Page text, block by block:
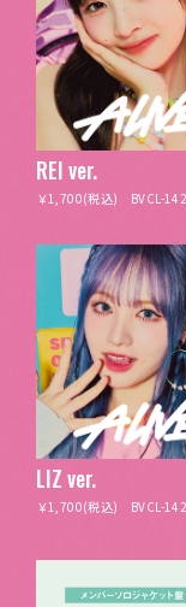
REI ver.
￥1,700(税込) BVCL-
LIZ ver.
￥1,700(税込) BVCL-